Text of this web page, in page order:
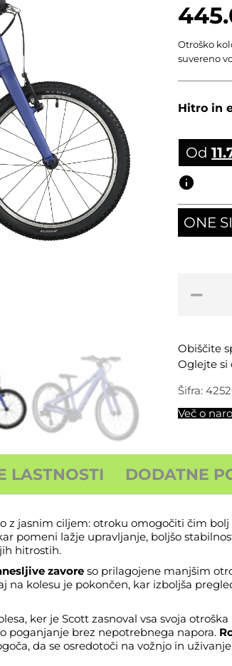
Otroško
suvereno
Hitro in
Od
ONE
−
kolo
200
Modra
2026
količina
Obiščite
Oglejte
Šifra:
Več o
LASTNOSTI DODATNE
z jasnim ciljem: otroku omogočiti čim
pomeni lažje upravljanje, boljšo
hitrostih.
zavoreso prilagojene manjšim
kolesu je pokončen, kar izboljša
ker je Scott zasnoval vsa svoja otroška
poganjanje brez nepotrebnega napora.
da se osredotoči na vožnjo in